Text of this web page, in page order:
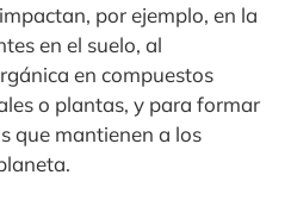
por ejemplo, en la
en el suelo, al
en compuestos
o plantas, y para formar
que mantienen a los